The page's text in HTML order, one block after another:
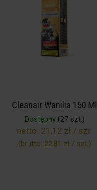
Cleanair Wanilia 150 Ml
Dostępny(27 szt.)
netto: 21,12 zł / szt.
(brutto: 22,81 zł / szt.)